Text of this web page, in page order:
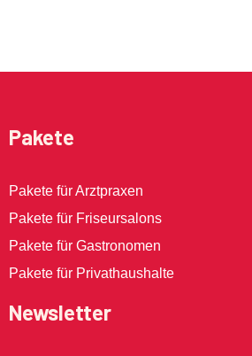
Pakete
Pakete für Arztpraxen
Pakete für Friseursalons
Pakete für Gastronomen
Pakete für Privathaushalte
Newsletter